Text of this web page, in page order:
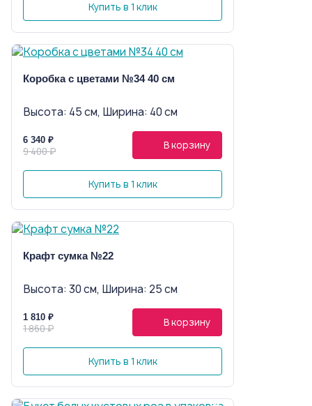
Купить в 1 клик
Коробка с цветами №34 40 см
Высота: 45 см, Ширина: 40 см
6 340 ₽
9 400 ₽ В корзину
Купить в 1 клик
Крафт сумка №22
Высота: 30 см, Ширина: 25 см
1 810 ₽
1 860 ₽ В корзину
Купить в 1 клик